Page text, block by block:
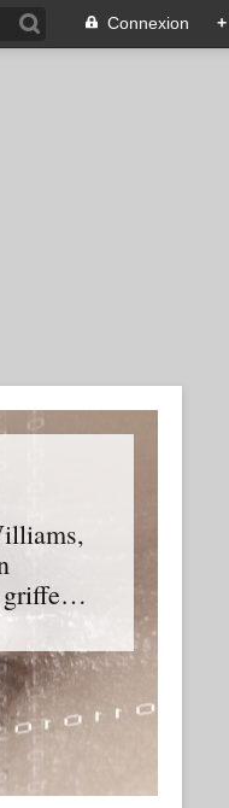
Connexion +
griffe…